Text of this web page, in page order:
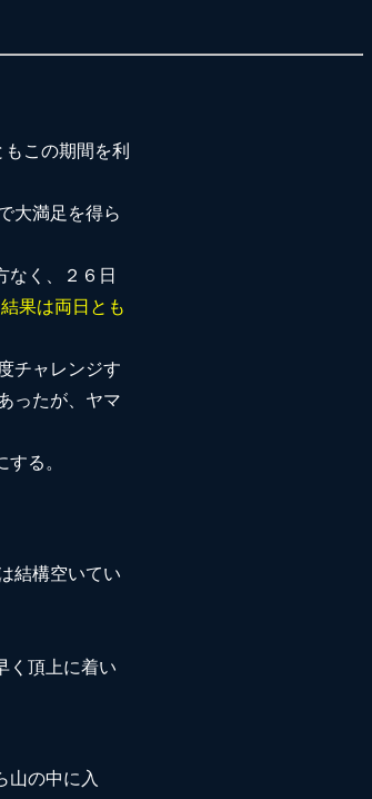
この期間を利
大満足を得ら
なく、２６日
結果は両日とも
チャレンジす
ったが、ヤマ
る。
結構空いてい
く頂上に着い
山の中に入